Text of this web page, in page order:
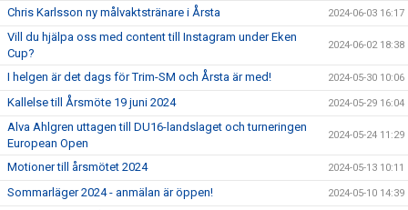
Chris Karlsson ny målvaktstränare i Årsta 2024-06-03 16:17
Vill du hjälpa oss med content till Instagram under Eken
Cup?
2024-06-02 18:38
I helgen är det dags för Trim-SM och Årsta är med! 2024-05-30 10:06
Kallelse till Årsmöte 19 juni 2024 2024-05-29 16:04
Alva Ahlgren uttagen till DU16-landslaget och turneringen
European Open
2024-05-24 11:29
Motioner till årsmötet 2024 2024-05-13 10:11
Sommarläger 2024 - anmälan är öppen! 2024-05-10 14:39